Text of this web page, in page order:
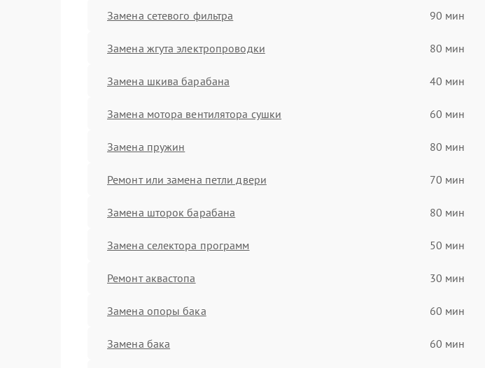
Замена сетевого фильтра 90 мин
Замена жгута электропроводки 80 мин
Замена шкива барабана 40 мин
Замена мотора вентилятора сушки 60 мин
Замена пружин 80 мин
Ремонт или замена петли двери 70 мин
Замена шторок барабана 80 мин
Замена селектора программ 50 мин
Ремонт аквастопа 30 мин
Замена опоры бака 60 мин
Замена бака 60 мин